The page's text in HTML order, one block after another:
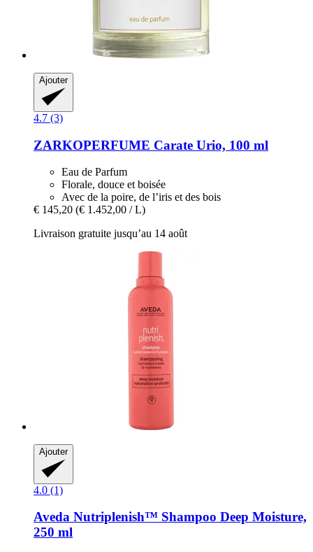
Ajouter
4.7 (3)
ZARKOPERFUME Carate Urio, 100 ml
Eau de Parfum
Florale, douce et boisée
Avec de la poire, de l’iris et des bois
€ 145,20 (€ 1.452,00 / L)
Livraison gratuite jusqu’au 14 août
Ajouter
4.0 (1)
Aveda Nutriplenish™ Shampoo Deep Moisture,
250 ml